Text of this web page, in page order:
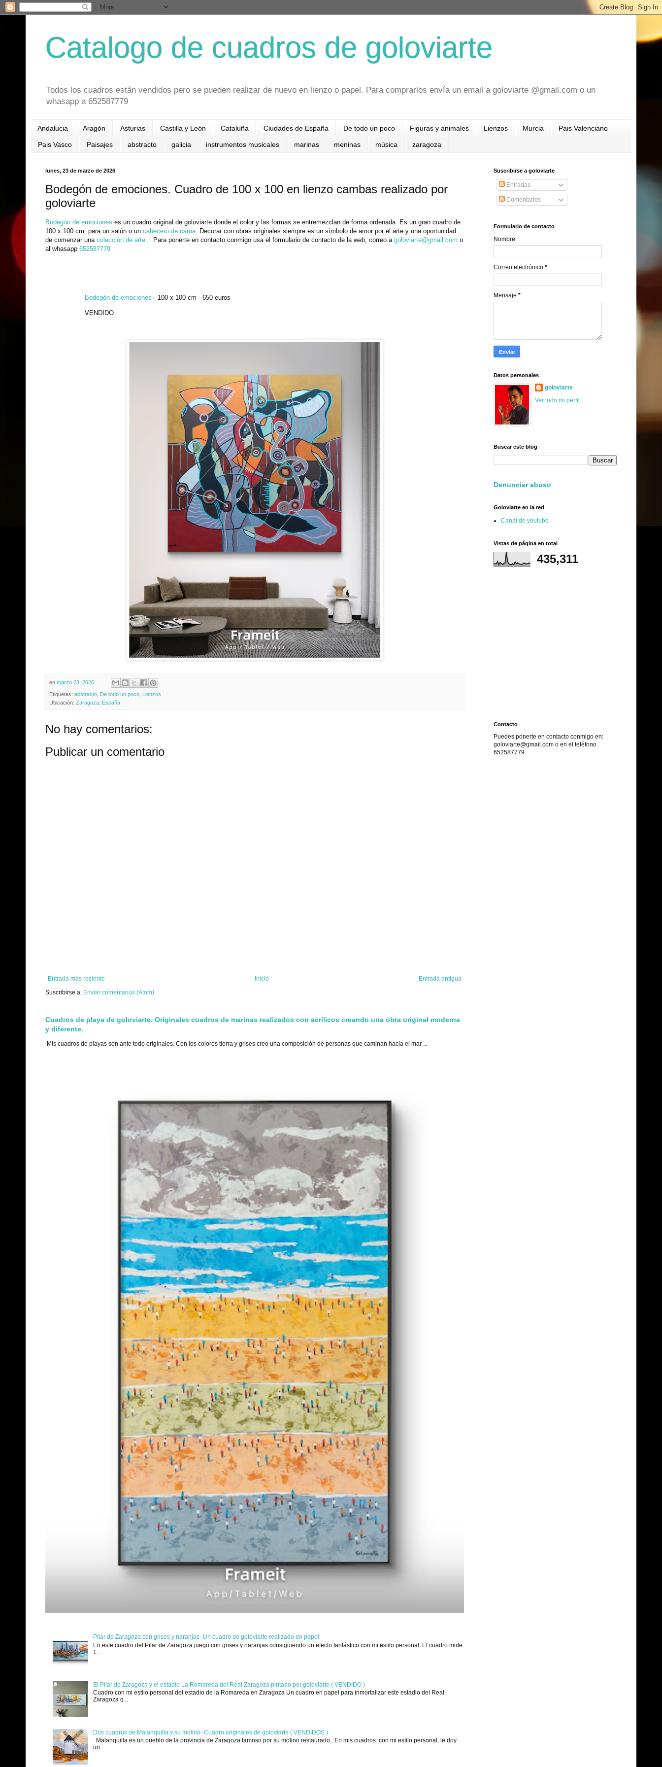
Catalogo de cuadros de goloviarte
Todos los cuadros están vendidos pero se pueden realizar de nuevo en lienzo o papel. Para comprarlos envía un email a goloviarte @gmail.com o un
whasapp a 652587779
Andalucia Aragón Asturias Castilla y León Cataluña Ciudades de España De todo un poco Figuras y animales Lienzos Murcia Pais Valenciano
Pais Vasco Paisajes abstracto galicia instrumentos musicales marinas meninas música zaragoza
lunes, 23 de marzo de 2026
Bodegón de emociones. Cuadro de 100 x 100 en lienzo cambas realizado por
goloviarte
Bodegón de emociones es un cuadro original de goloviarte donde el color y las formas se entremezclan de forma ordenada. Es un gran cuadro de
100 x 100 cm para un salón o un cabecero de cama. Decorar con obras originales siempre es un símbolo de amor por el arte y una oportunidad
de comenzar una colección de arte. . Para ponerte en contacto conmigo usa el formulario de contacto de la web, correo a goloviarte@gmail.com o
al whasapp 652587779
Bodegón de emociones - 100 x 100 cm - 650 euros
VENDIDO
en marzo 23, 2026
Etiquetas: abstracto, De todo un poco, Lienzos
Ubicación: Zaragoza, España
No hay comentarios:
Publicar un comentario
Entrada más reciente Entrada antigua
Inicio
Suscribirse a: Enviar comentarios (Atom)
Cuadros de playa de goloviarte. Originales cuadros de marinas realizados con acrílicos creando una obra original moderna
y diferente.
Mis cuadros de playas son ante todo originales. Con los colores tierra y grises creo una composición de personas que caminan hacia el mar ...
Pilar de Zaragoza con grises y naranjas- Un cuadro de goloviarte realizado en papel
En este cuadro del Pilar de Zaragoza juego con grises y naranjas consiguiendo un efecto fantástico con mi estilo personal. El cuadro mide
1...
El Pilar de Zaragoza y el estadio La Romareda del Real Zaragoza pintado por goloviarte ( VENDIDO )
Cuadro con mi estilo personal del estadio de la Romareda en Zaragoza Un cuadro en papel para inmortalizar este estadio del Real
Zaragoza q...
Dos cuadros de Malanquilla y su molino- Cuadro originales de goloviarte ( VENDIDOS )
Malanquilla es un pueblo de la provincia de Zaragoza famoso por su molino restaurado . En mis cuadros. con mi estilo personal, le doy
un...
Suscribirse a goloviarte
Entradas
Comentarios
Formulario de contacto
Nombre
Correo electrónico *
Mensaje *
Datos personales
goloviarte
Ver todo mi perfil
Buscar este blog
Denunciar abuso
Goloviarte en la red
Canal de youtube
Vistas de página en total
435,311
Contacto
Puedes ponerte en contacto conmigo en:
goloviarte@gmail.com o en el teléfono
652587779